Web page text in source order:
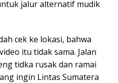
jalur alternatif mudik
cek ke lokasi, bahwa
itu tidak sama. Jalan
tidka rusak dan ramai
ingin Lintas Sumatera